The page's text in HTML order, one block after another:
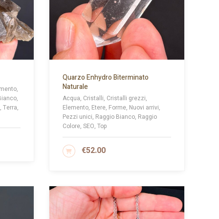
Terra,
Quarzo Enhydro Biterminato
Naturale
Acqua, Cristalli, Cristalli grezzi,
Elemento, Etere, Forme, Nuovi arrivi,
Pezzi unici, Raggio Bianco, Raggio
Colore, SEO, Top
€52.00
AGGIUNGI AL CARRELLO